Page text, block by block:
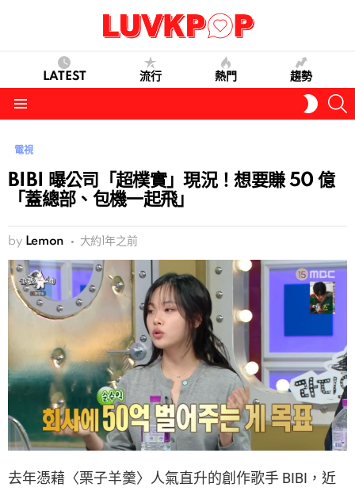
LATEST 流行 熱門 趨勢
SKIN
電視
BIBI 曝公司「超樸實」現況！想要賺 50 億
「蓋總部、包機一起飛」
by Lemon 大約1年之前
去年憑藉〈栗子羊羹〉人氣直升的創作歌手 BIBI，近